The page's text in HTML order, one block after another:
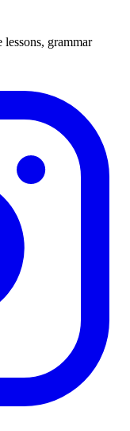
grammar